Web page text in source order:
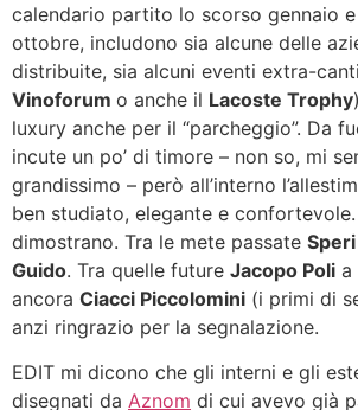
calendario partito lo scorso gennaio
ottobre, includono sia alcune delle
distribuite, sia alcuni eventi extra-
Vinoforum o anche il Lacoste Trophy
luxury anche per il “parcheggio”. Da
incute un po’ di timore – non so, mi
grandissimo – però all’interno
ben studiato, elegante e
dimostrano. Tra le mete passate Speri
Guido. Tra quelle future Jacopo Poli a
ancora Ciacci Piccolomini (i primi di
anzi ringrazio per la segnalazione.
EDIT mi dicono che gli interni e gli
disegnati da Aznom di cui avevo già